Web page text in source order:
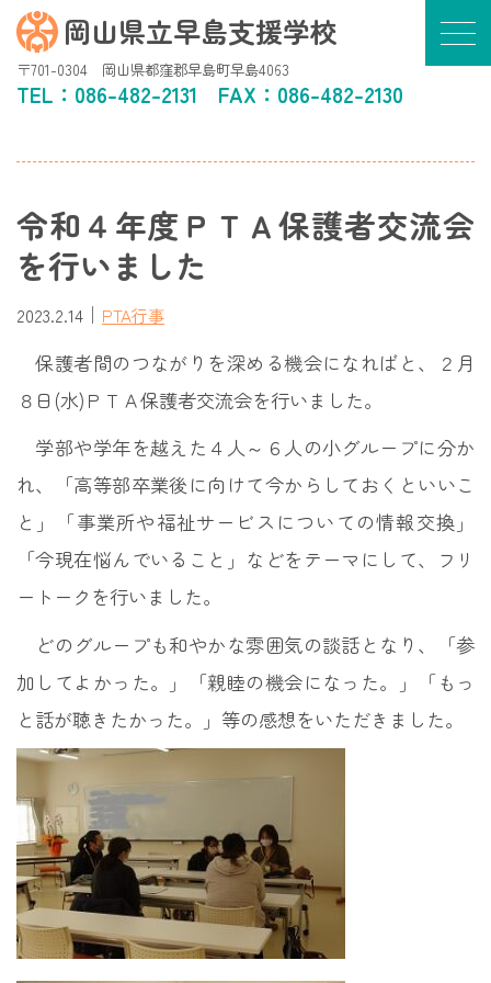
岡山県立早島支援学校
〒701-0304 岡山県都窪郡早島町早島4063
TEL： 086-482-2131 FAX：086-482-2130
令和４年度ＰＴＡ保護者交流会
を行いました
2023.2.14 ｜ PTA行事
保護者間のつながりを深める機会になればと、２月
８日(水)ＰＴＡ保護者交流会を行いました。
学部や学年を越えた４人～６人の小グループに分か
れ、「高等部卒業後に向けて今からしておくといいこ
と」「事業所や福祉サービスについての情報交換」
「今現在悩んでいること」などをテーマにして、フリ
ートークを行いました。
どのグループも和やかな雰囲気の談話となり、「参
加してよかった。」「親睦の機会になった。」「もっ
と話が聴きたかった。」等の感想をいただきました。